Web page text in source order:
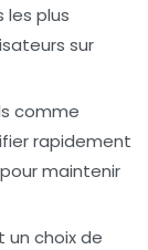
les plus
sur
comme
rapidement
maintenir
un choix de